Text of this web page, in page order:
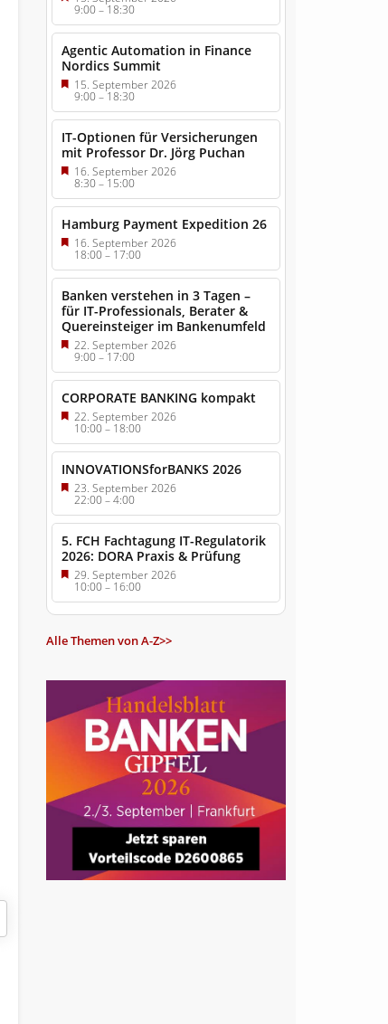
9:00–18:30
Agentic Automation in Finance
Nordics Summit
15. September 2026
9:00–18:30
IT-Optionen für Versicherungen
mit Professor Dr. Jörg Puchan
16. September 2026
8:30–15:00
Hamburg Payment Expedition 26
16. September 2026
18:00– 17:00
Banken verstehen in 3 Tagen –
für IT-Professionals, Berater &
Quereinsteiger im Bankenumfeld
22. September 2026
9:00–17:00
CORPORATE BANKING kompakt
22. September 2026
10:00– 18:00
INNOVATIONSforBANKS 2026
23. September 2026
22:00–4:00
5. FCH Fachtagung IT-Regulatorik
2026: DORA Praxis & Prüfung
29. September 2026
10:00– 16:00
Alle Themen von A-Z>>